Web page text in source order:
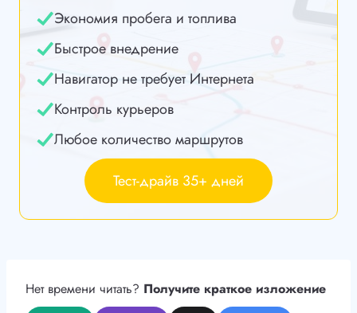
Экономия пробега и топлива
Быстрое внедрение
Навигатор не требует Интернета
Контроль курьеров
Любое количество маршрутов
Тест-драйв 35+ дней
Нет времени читать? Получите краткое изложение